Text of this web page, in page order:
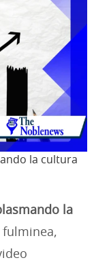
la cultura
la
fulminea,